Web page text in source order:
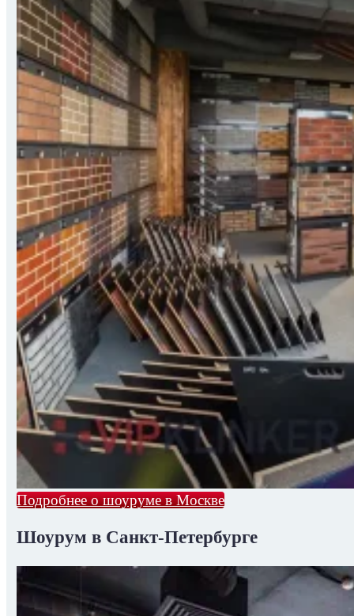
Подробнее о шоуруме в Москве
Шоурум в Санкт-Петербурге